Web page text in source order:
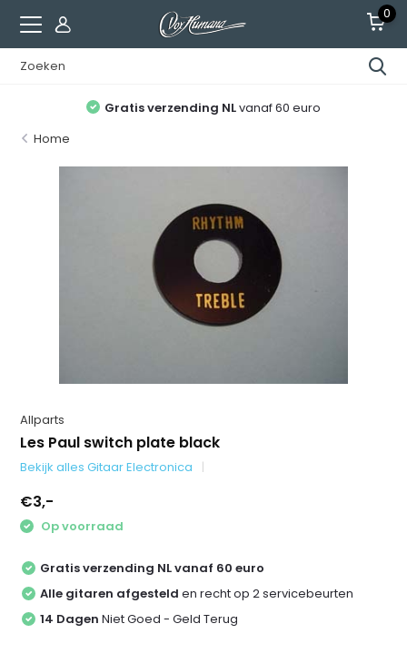
0
Gratis verzending NLvanaf 60 euro
Home
Allparts
Les Paul switch plate black
Bekijk alles Gitaar Electronica
€3,-
Op voorraad
Gratis verzending NL vanaf 60 euro
Alle gitaren afgesteld en recht op 2 servicebeurten
14 Dagen Niet Goed - Geld Terug